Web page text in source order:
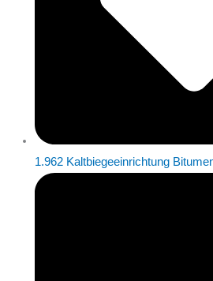
1.962 Kaltbiegeeinrichtung